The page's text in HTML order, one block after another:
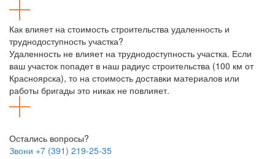
Как влияет на стоимость строительства удаленность и
труднодоступность участка?
Удаленность не влияет на труднодоступность участка. Если
ваш участок попадет в наш радиус строительства (100 км от
Красноярска), то на стоимость доставки материалов или
работы бригады это никак не повлияет.
Остались вопросы?
Звони +7 (391) 219-25-35